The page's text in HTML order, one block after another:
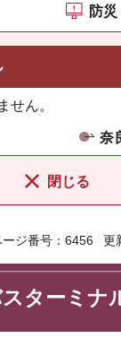
防
せん。
奈
閉じる
ージ番号：6456 更
ターミナ